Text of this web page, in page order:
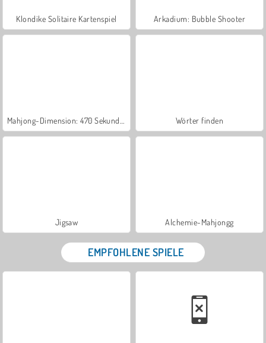
Klondike Solitaire Kartenspiel Arkadium: Bubble Shooter
Wörter finden
Jigsaw Alchemie-Mahjongg
EMPFOHLENE SPIELE